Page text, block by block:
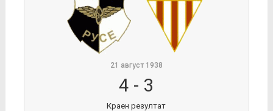
21 август 1938
4 - 3
Краен резултат